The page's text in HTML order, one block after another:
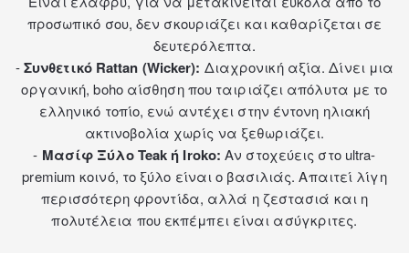
προσωπικό σου, δεν σκουριάζει και καθαρίζεται σε
δευτερόλεπτα.
-Συνθετικό Rattan (Wicker): Διαχρονική αξία. Δίνει μια
οργανική, boho αίσθηση που ταιριάζει απόλυτα με το
ελληνικό τοπίο, ενώ αντέχει στην έντονη ηλιακή
ακτινοβολία χωρίς να ξεθωριάζει.
- Μασίφ Ξύλο Teak ή Iroko: Αν στοχεύεις στο ultra-
premium κοινό, το ξύλο είναι ο βασιλιάς. Απαιτεί λίγη
περισσότερη φροντίδα, αλλά η ζεστασιά και η
πολυτέλεια που εκπέμπει είναι ασύγκριτες.